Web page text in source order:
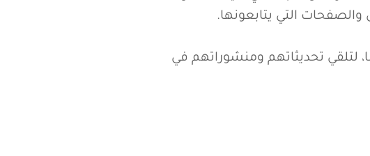
التي يتابعونها.